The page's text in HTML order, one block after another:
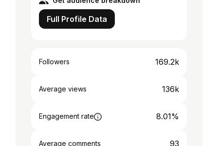
Full Profile Data
Followers 169.2k
Average views 136k
Engagement rate 8.01%
Average comments 93